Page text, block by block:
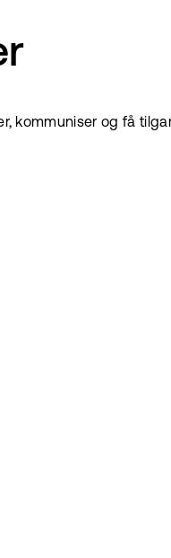
kommuniser og få